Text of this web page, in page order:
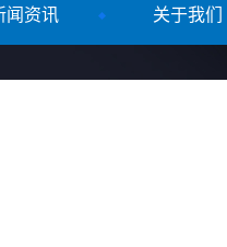
闻资讯 关于我们